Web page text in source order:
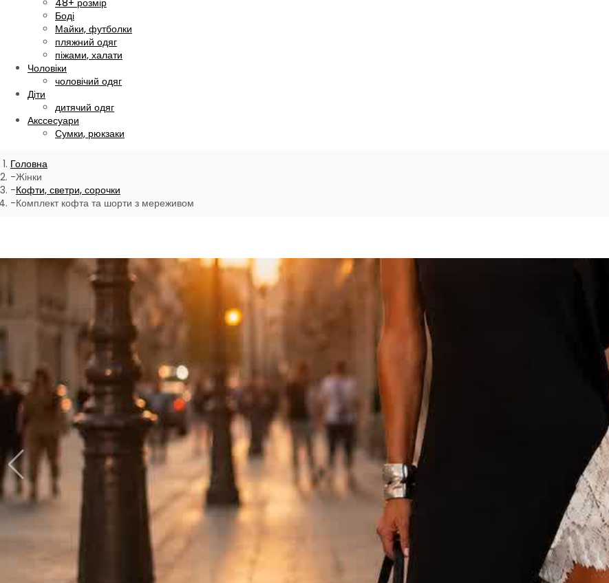
48+ розмір
Боді
Майки, футболки
пляжний одяг
піжами, халати
Чоловіки
чоловічий одяг
Діти
дитячий одяг
Акссесуари
Сумки, рюкзаки
Головна
Жінки
Кофти, светри, сорочки
Комплект кофта та шорти з мереживом